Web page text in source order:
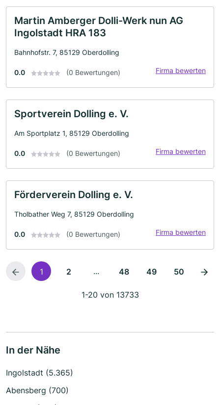
Martin Amberger Dolli-Werk nun AG
Ingolstadt HRA 183
Bahnhofstr. 7, 85129 Oberdolling
0.0 (0 Bewertungen) Firma bewerten
Sportverein Dolling e. V.
Am Sportplatz 1, 85129 Oberdolling
0.0 (0 Bewertungen) Firma bewerten
Förderverein Dolling e. V.
Tholbather Weg 7, 85129 Oberdolling
0.0 (0 Bewertungen) Firma bewerten
1 2 ... 48 49 50
1-20 von 13733
In der Nähe
Ingolstadt (5.365)
Abensberg (700)